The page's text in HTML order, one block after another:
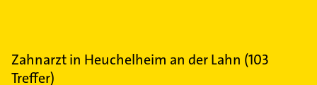
Zahnarztin Heuchelheim an der Lahn (103
Treffer)